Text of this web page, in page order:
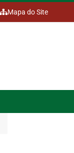
Mapa do Site